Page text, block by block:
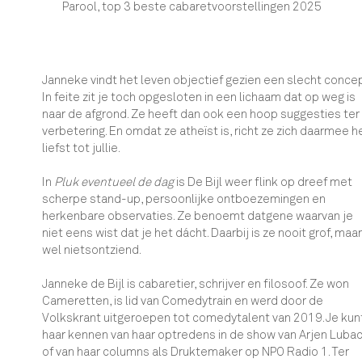
Parool, top 3 beste cabaretvoorstellingen 2025
Janneke vindt het leven objectief gezien een slecht
In feite zit je toch opgesloten in een lichaam dat op weg is
naar de afgrond. Ze heeft dan ook een hoop suggesties ter
verbetering. En omdat ze atheïst is, richt ze zich daarmee
liefst tot jullie.
In Pluk eventueel de dagis De Bijl weer flink op dreef met
scherpe stand-up, persoonlijke ontboezemingen en
herkenbare observaties. Ze benoemt datgene waarvan je
niet eens wist dat je het dácht. Daarbij is ze nooit grof, maar
wel nietsontziend.
Janneke de Bijl is cabaretier, schrijver en filosoof. Ze won
Cameretten, is lid van Comedytrain en werd door de
Volkskrant uitgeroepen tot comedytalent van 2019. Je
haar kennen van haar optredens in de show van Arjen
of van haar columns als Druktemaker op NPO Radio 1. Ter